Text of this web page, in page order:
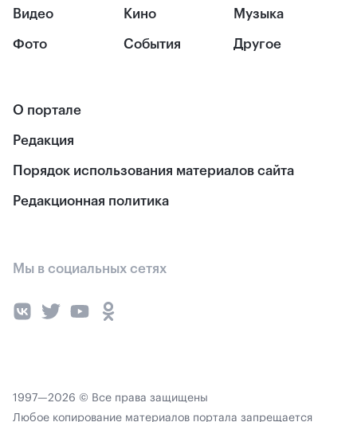
Видео
Фото
Кино
События
Музыка
Другое
О портале
Редакция
Порядок использования материалов сайта
Редакционная политика
Мы в социальных сетях
1997—2026 © Все права защищены
Любое копирование материалов портала запрещается